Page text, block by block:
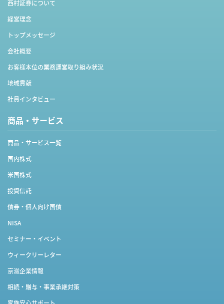
西村証券について
経営理念
トップメッセージ
会社概要
お客様本位の業務運営取り組み状況
地域貢献
社員インタビュー
商品・サービス
商品・サービス一覧
国内株式
米国株式
投資信託
債券・個人向け国債
NISA
セミナー・イベント
ウィークリーレター
京滋企業情報
相続・贈与・事業承継対策